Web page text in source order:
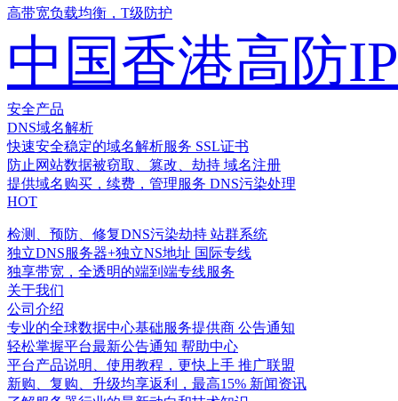
高带宽负载均衡，T级防护
中国香港高防IP
安全产品
DNS域名解析
快速安全稳定的域名解析服务 SSL证书
防止网站数据被窃取、篡改、劫持 域名注册
提供域名购买，续费，管理服务 DNS污染处理
HOT
检测、预防、修复DNS污染劫持 站群系统
独立DNS服务器+独立NS地址 国际专线
独享带宽，全透明的端到端专线服务
关于我们
公司介绍
专业的全球数据中心基础服务提供商 公告通知
轻松掌握平台最新公告通知 帮助中心
平台产品说明、使用教程，更快上手 推广联盟
新购、复购、升级均享返利，最高15% 新闻资讯